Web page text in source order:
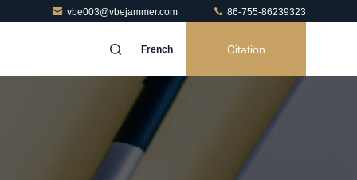
vbe003@vbejammer.com 86-755-86239323
French Citation